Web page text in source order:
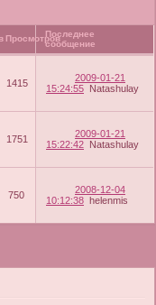
ПросмотровПоследнее
сообщение
1415
2009-01-21
15:24:55 Natashulay
1751
2009-01-21
15:22:42 Natashulay
750
2008-12-04
10:12:38 helenmis